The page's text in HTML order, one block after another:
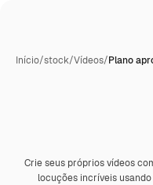
Início/stock/Vídeos/Plano
Crie seus próprios vídeos
locuções incríveis